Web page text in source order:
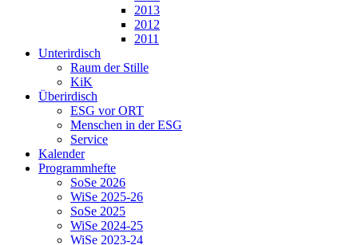
2013
2012
2011
Unterirdisch
Raum der Stille
KiK
Überirdisch
ESG vor ORT
Menschen in der ESG
Service
Kalender
Programmhefte
SoSe 2026
WiSe 2025-26
SoSe 2025
WiSe 2024-25
WiSe 2023-24